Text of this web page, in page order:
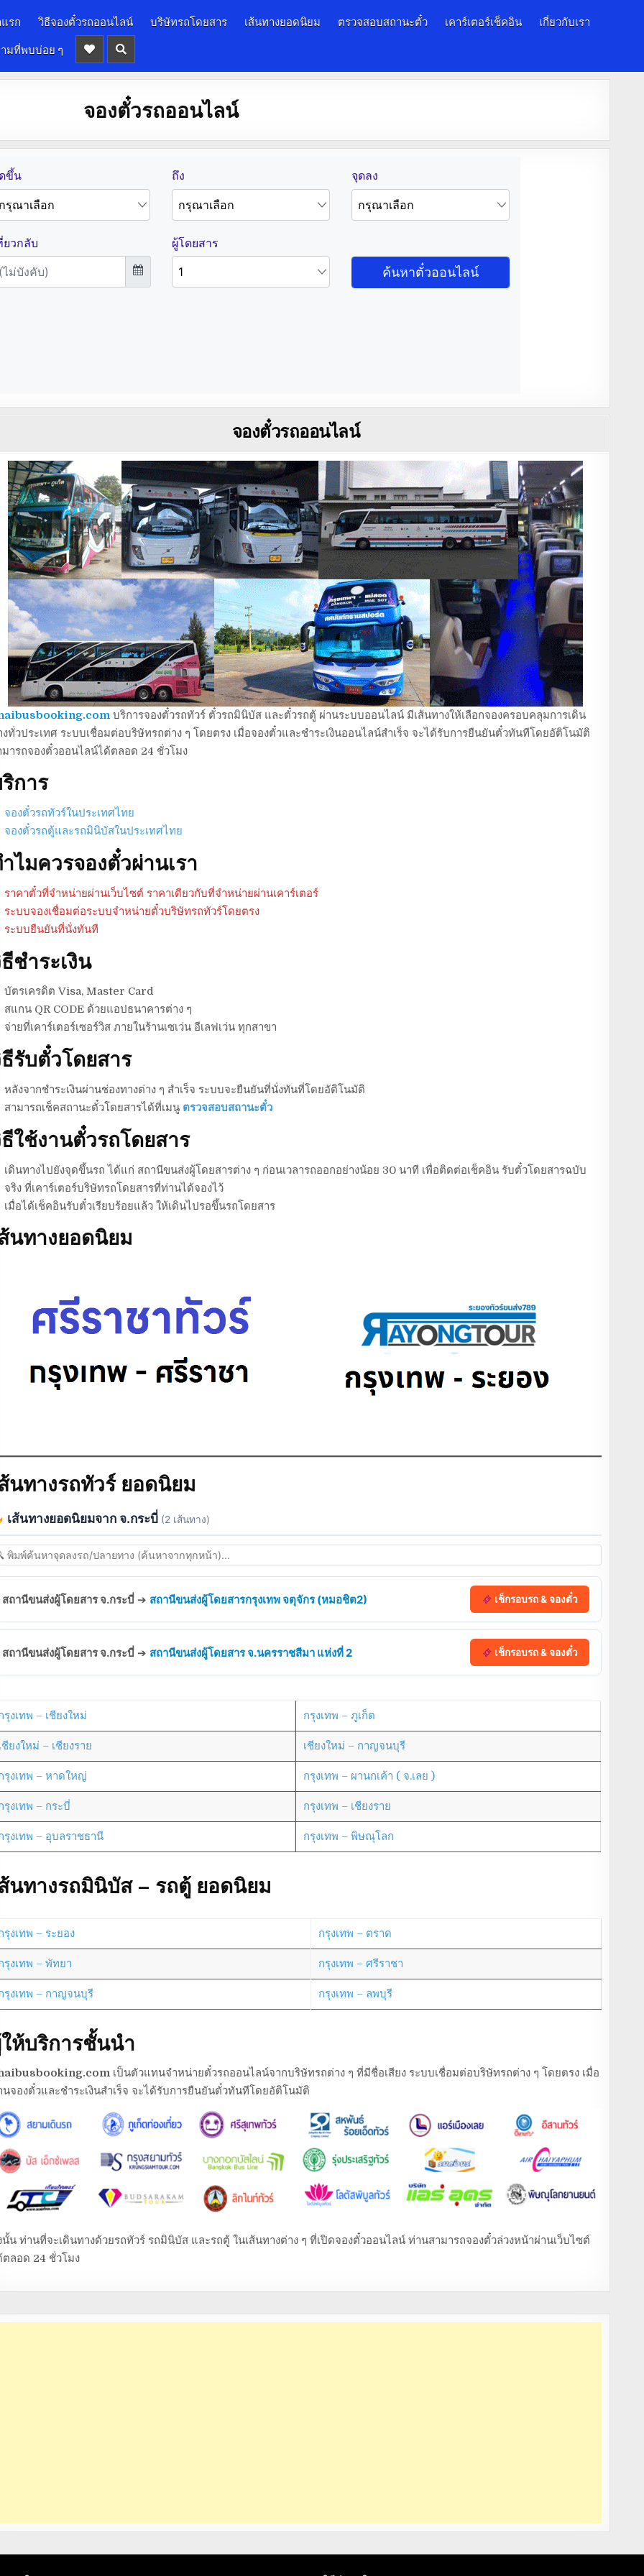
รก วิธีจองตั๋วรถออนไลน์ บริษัทรถโดยสาร เส้นทางยอดนิยม ตรวจสอบสถานะตั๋ว เคาร์เตอร์เช็คอิน
เกี่ยวกับเรา
มที่พบบ่อย ๆ
จองตั๋วรถออนไลน์
จองตั๋วรถออนไลน์
บริการจองตั๋วรถทัวร์ ตั๋วรถมินิบัส และตั๋วรถตู้ ผ่านระบบออนไลน์ มีเส้นทางให้เลือกจองครอบคลุมการเดิน
งทั่วประเทศ ระบบเชื่อมต่อบริษัทรถต่าง ๆ โดยตรง เมื่อจองตั๋วและชำระเงินออนไลน์สำเร็จ จะได้รับการยืนยันตั๋วทันทีโดยอัติโนมัติ
มารถจองตั๋วออนไลน์ได้ตลอด 24 ชั่วโมง
การ
จองตั๋วรถทัวร์ในประเทศไทย
จองตั๋วรถตู้และรถมินิบัสในประเทศไทย
ไมควรจองตั๋วผ่านเรา
ราคาตั๋วที่จำหน่ายผ่านเว็บไซต์ ราคาเดียวกับที่จำหน่ายผ่านเคาร์เตอร์
ระบบจองเชื่อมต่อระบบจำหน่ายตั๋วบริษัทรถทัวร์โดยตรง
ระบบยืนยันที่นั่งทันที
ชำระเงิน
บัตรเครดิต Visa, Master Card
สแกน QR CODE ด้วยแอปธนาคารต่าง ๆ
จ่ายที่เคาร์เตอร์เซอร์วิส ภายในร้านเซเว่น อีเลฟเว่น ทุกสาขา
รับตั๋วโดยสาร
หลังจากชำระเงินผ่านช่องทางต่าง ๆ สำเร็จ ระบบจะยืนยันที่นั่งทันที่โดยอัติโนมัติ
สามารถเช็คสถานะตั๋วโดยสารได้ที่เมนู ตรวจสอบสถานะตั๋ว
ใช้งานตั๋วรถโดยสาร
เดินทางไปยังจุดขึ้นรถ ได้แก่ สถานีขนส่งผู้โดยสารต่าง ๆ ก่อนเวลารถออกอย่างน้อย 30 นาที เพื่อติดต่อเช็คอิน รับตั๋วโดยสารฉบับ
จริง ที่เคาร์เตอร์บริษัทรถโดยสารที่ท่านได้จองไว้
เมื่อได้เช็คอินรับตั๋วเรียบร้อยแล้ว ให้เดินไปรอขึ้นรถโดยสาร
นทางยอดนิยม
นทางรถทัวร์ ยอดนิยม
เส้นทางยอดนิยมจาก จ.กระบี่ (2 เส้นทาง)
สถานีขนส่งผู้โดยสาร จ.กระบี่➔ สถานีขนส่งผู้โดยสารกรุงเทพ จตุจักร (หมอชิต2) เช็กรอบรถ & จองตั๋ว
สถานีขนส่งผู้โดยสาร จ.กระบี่➔ สถานีขนส่งผู้โดยสาร จ.นครราชสีมา แห่งที่ 2 เช็กรอบรถ & จองตั๋ว
รุงเทพ – เชียงใหม่
ชียงใหม่ – เชียงราย
รุงเทพ – หาดใหญ่
รุงเทพ – กระบี่
รุงเทพ – อุบลราชธานี
กรุงเทพ – ภูเก็ต
เชียงใหม่ – กาญจนบุรี
กรุงเทพ – ผานกเค้า ( จ.เลย )
กรุงเทพ – เชียงราย
กรุงเทพ – พิษณุโลก
นทางรถมินิบัส – รถตู้ ยอดนิยม
รุงเทพ – ระยอง กรุงเทพ – ตราด
รุงเทพ – พัทยา กรุงเทพ – ศรีราชา
รุงเทพ – กาญจนบุรี กรุงเทพ – ลพบุรี
ห้บริการชั้นนำ
เป็นตัวแทนจำหน่ายตั๋วรถออนไลน์จากบริษัทรถต่าง ๆ ที่มีชื่อเสียง ระบบเชื่อมต่อบริษัทรถต่าง ๆ โดยตรง เมื่อ
นจองตั๋วและชำระเงินสำเร็จ จะได้รับการยืนยันตั๋วทันทีโดยอัติโนมัติ
นั้น ท่านที่จะเดินทางด้วยรถทัวร์ รถมินิบัส และรถตู้ ในเส้นทางต่าง ๆ ที่เปิดจองตั๋วออนไลน์ ท่านสามารถจองตั๋วล่วงหน้าผ่านเว็บไซต์
ตลอด 24 ชั่วโมง